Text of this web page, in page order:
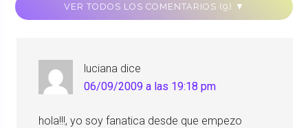
VER TODOS LOS COMENTARIOS (9) ▼
luciana dice
06/09/2009 a las 19:18 pm
hola!!!, yo soy fanatica desde que empezo